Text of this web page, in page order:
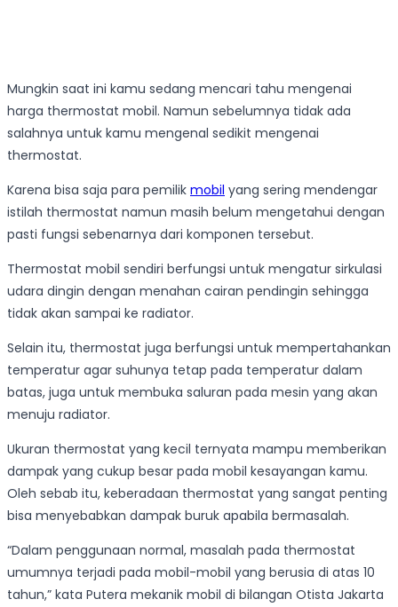
Mungkin saat ini kamu sedang mencari tahu mengenai
harga thermostat mobil. Namun sebelumnya tidak ada
salahnya untuk kamu mengenal sedikit mengenai
thermostat.
Karena bisa saja para pemilik mobil yang sering mendengar
istilah thermostat namun masih belum mengetahui dengan
pasti fungsi sebenarnya dari komponen tersebut.
Thermostat mobil sendiri berfungsi untuk mengatur sirkulasi
udara dingin dengan menahan cairan pendingin sehingga
tidak akan sampai ke radiator.
Selain itu, thermostat juga berfungsi untuk mempertahankan
temperatur agar suhunya tetap pada temperatur dalam
batas, juga untuk membuka saluran pada mesin yang akan
menuju radiator.
Ukuran thermostat yang kecil ternyata mampu memberikan
dampak yang cukup besar pada mobil kesayangan kamu.
Oleh sebab itu, keberadaan thermostat yang sangat penting
bisa menyebabkan dampak buruk apabila bermasalah.
“Dalam penggunaan normal, masalah pada thermostat
umumnya terjadi pada mobil-mobil yang berusia di atas 10
tahun,” kata Putera mekanik mobil di bilangan Otista Jakarta